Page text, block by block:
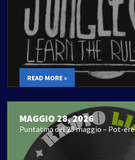
READ MORE »
MAGGIO 28, 2026
Puntatina del 28 maggio – Pot-ere